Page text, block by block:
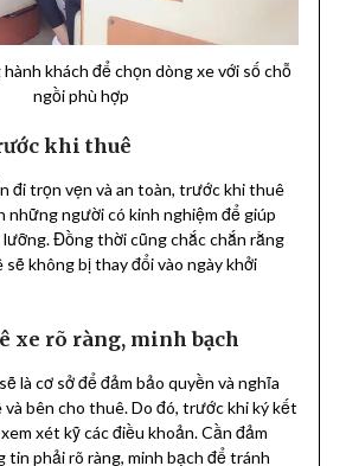
khách để chọn dòng xe với số chỗ
ngồi phù hợp
khi thuê
đi trọn vẹn và an toàn, trước khi thuê
những người có kinh nghiệm để giúp
Đồng thời cũng chắc chắn rằng
không bị thay đổi vào ngày khởi
xe rõ ràng, minh bạch
là cơ sở để đảm bảo quyền và nghĩa
và bên cho thuê. Do đó, trước khi ký kết
xét kỹ các điều khoản. Cần đảm
tin phải rõ ràng, minh bạch để tránh